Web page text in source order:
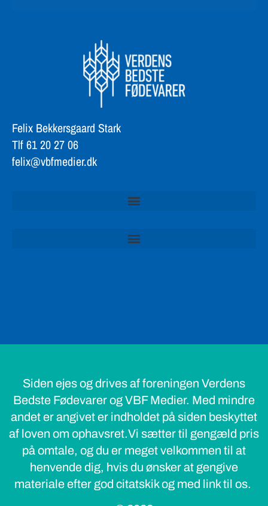
Felix Bekkersgaard Stark
Tlf 61 20 27 06
felix@vbfmedier.dk
Siden ejes og drives af foreningen Verdens
Bedste Fødevarer og VBF Medier. Med mindre
andet er angivet er indholdet på siden beskyttet
af loven om ophavsret.Vi sætter til gengæld pris
på omtale, og du er meget velkommen til at
henvende dig, hvis du ønsker at gengive
materiale efter god citatskik og med link til os.